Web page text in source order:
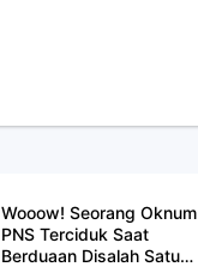
Wooow! Seorang Oknum
PNS Terciduk Saat
Berduaan Disalah Satu